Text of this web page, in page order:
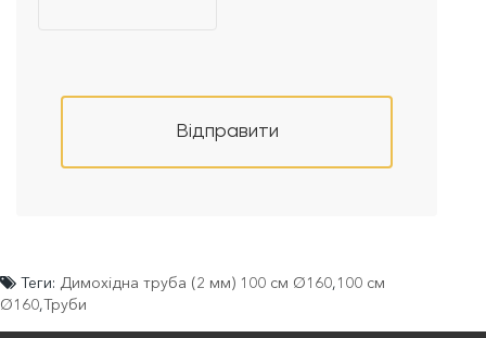
Відправити
Теги: Димохідна труба (2 мм) 100 см Ø160,100 см
Ø160,Труби